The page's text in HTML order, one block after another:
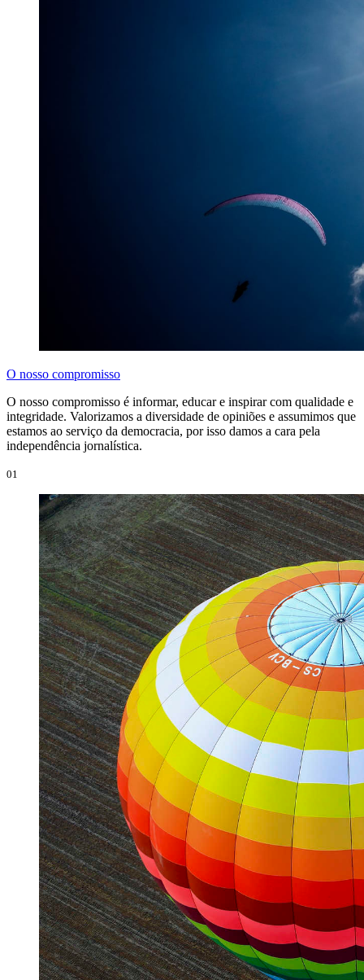
O nosso compromisso
O nosso compromisso é informar, educar e inspirar com qualidade e
integridade. Valorizamos a diversidade de opiniões e assumimos que
estamos ao serviço da democracia, por isso damos a cara pela
independência jornalística.
01